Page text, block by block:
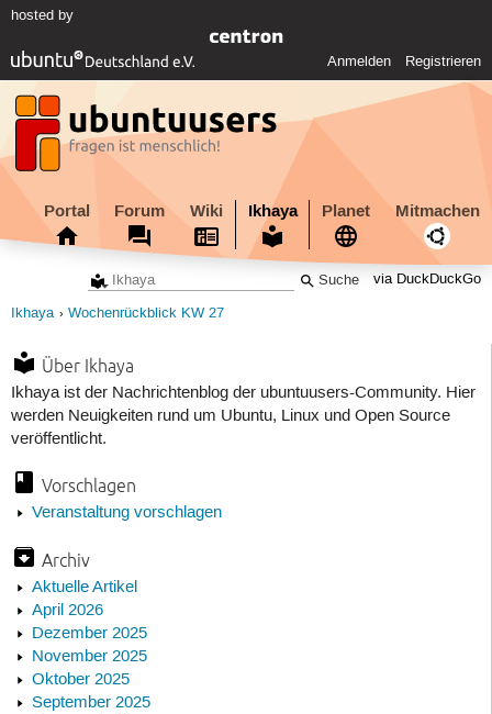
hosted by
Anmelden Registrieren
Portal Forum Wiki Ikhaya Planet Mitmachen
via DuckDuckGo
Ikhaya Wochenrückblick KW 27
Über Ikhaya
Ikhaya ist der Nachrichtenblog der ubuntuusers-Community. Hier
werden Neuigkeiten rund um Ubuntu, Linux und Open Source
veröffentlicht.
Vorschlagen
Veranstaltung vorschlagen
Archiv
Aktuelle Artikel
April 2026
Dezember 2025
November 2025
Oktober 2025
September 2025